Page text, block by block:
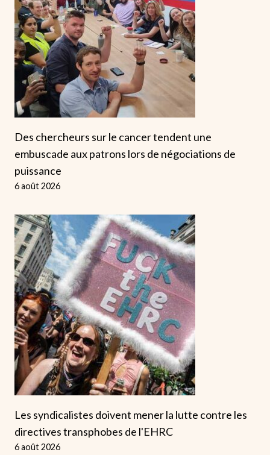
Des chercheurs sur le cancer tendent une
embuscade aux patrons lors de négociations de
puissance
6 août 2026
Les syndicalistes doivent mener la lutte contre les
directives transphobes de l'EHRC
6 août 2026